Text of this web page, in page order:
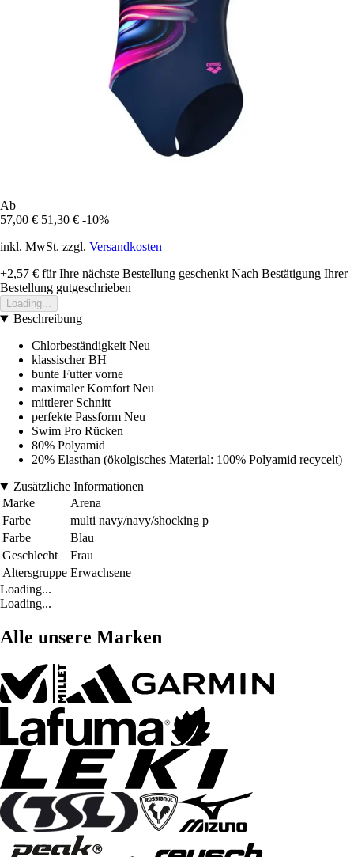
Ab
57,00 € 51,30 € -10%
inkl. MwSt. zzgl. Versandkosten
+2,57 € für Ihre nächste Bestellung geschenkt Nach Bestätigung Ihrer
Bestellung gutgeschrieben
Loading...
Beschreibung
Chlorbeständigkeit Neu
klassischer BH
bunte Futter vorne
maximaler Komfort Neu
mittlerer Schnitt
perfekte Passform Neu
Swim Pro Rücken
80% Polyamid
20% Elasthan (ökolgisches Material: 100% Polyamid recycelt)
Zusätzliche Informationen
Marke
Arena
Farbe
multi navy/navy/shocking p
Farbe
Blau
Geschlecht
Frau
Altersgruppe Erwachsene
Loading...
Loading...
Alle unsere Marken